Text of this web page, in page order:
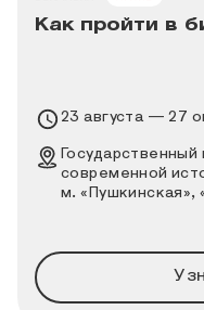
Как пройти в
Время
23 августа — 27
Место
современной
м. «Пушкинская»,